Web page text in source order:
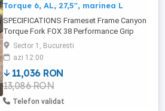
Torque 6, AL, 27,5", marinea L
SPECIFICATIONS Frameset Frame Canyon
Torque Fork FOX 38 Performance Grip
Shock FOX DPX2 Performance Wheels
Wheels RaceFace AR30, RaceFace AR30,
Shimano MT510 SH12 Wheel Size 27.5"
Tires MAXXIS Minion DHR II 2.4'', Casing:
Exo, Compound: 3C Maxx Grip,
Technology: Tubeless ready, MAXXIS
Minion DHR II ...
Sector 1, Bucuresti
azi 12:00
11,036 RON
13,086 RON
Telefon validat